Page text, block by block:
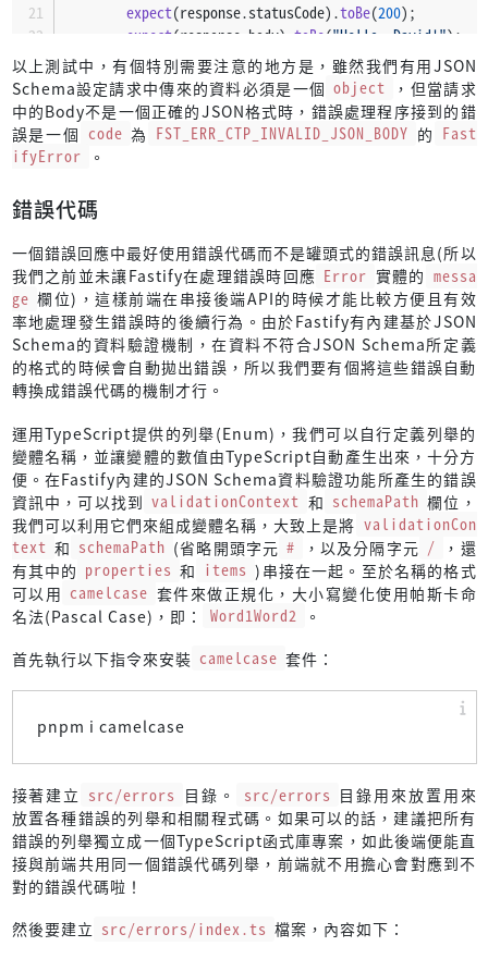
expect(response.statusCode).toBe(200);
expect(response. body). toBe("Hello, David!");
    });
it("POST /hello", async () => {
const response = await app.inject({
        });
expect (response. statusCode toBe (200);
expect(response.body).toBe("Hello, stranger!");
    });
it("POST /hello, name='David'", async () => {
const response = await app.inject({
method: "POST",
url: "/hello"
payload: { name: "David" },
        });
expect(response.statusCode).toBe(200);
expect(response.body ).toBe("Hello, David!");
    });
it( "POST /hello (body is not a JSON object)", async
const response = await app.inject ({
method
url: "/hello",
payload: "\"David\"",
        });
expect(response.statusCode).toBe(400);
const body = response. json<
            {
validation : {
                };
以上測試中，有個特別需要注意的地方是，雖然我們有用JSON
Schema設定請求中傳來的資料必須是一個 object
，但當請求
中的Body不是一個正確的JSON格式時，錯誤處理程序接到的錯
誤是一個 code 為 FST_ERR_CTP_INVALID_JSON_BODY 的 Fast
ifyError
。
錯誤代碼
一個錯誤回應中最好使用錯誤代碼而不是罐頭式的錯誤訊息(所以
我們之前並未讓Fastify在處理錯誤時回應 Error 實體的 messa
ge 欄位)，這樣前端在串接後端API的時候才能比較方便且有效
率地處理發生錯誤時的後續行為。由於Fastify有內建基於JSON
Schema的資料驗證機制，在資料不符合JSON Schema所定義
的格式的時候會自動拋出錯誤，所以我們要有個將這些錯誤自動
轉換成錯誤代碼的機制才行。
運用TypeScript提供的列舉(Enum)，我們可以自行定義列舉的
變體名稱，並讓變體的數值由TypeScript自動產生出來，十分方
便。在Fastify內建的JSON Schema資料驗證功能所產生的錯誤
資訊中，可以找到 validationContext 和 schemaPath 欄位，
我們可以利用它們來組成變體名稱，大致上是將 validationCon
text 和 schemaPath (省略開頭字元 # ，以及分隔字元 /
，還
有其中的 properties 和 items )串接在一起。至於名稱的格式
可以用 camelcase 套件來做正規化，大小寫變化使用帕斯卡命
名法(Pascal Case)，即：
Word1Word2
。
首先執行以下指令來安裝 camelcase 套件：
pnpm i camelcase
接著建立 src/errors 目錄。 src/errors 目錄用來放置用來
放置各種錯誤的列舉和相關程式碼。如果可以的話，建議把所有
錯誤的列舉獨立成一個TypeScript函式庫專案，如此後端便能直
接與前端共用同一個錯誤代碼列舉，前端就不用擔心會對應到不
對的錯誤代碼啦！
然後要建立 src/errors/index.ts 檔案，內容如下：